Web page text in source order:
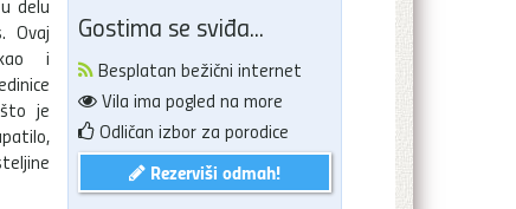
Gostima se sviđa...
Besplatan bežični internet
Vila ima pogled na more
Odličan izbor za porodice
Rezerviši odmah!
delu
Ovaj
i
je